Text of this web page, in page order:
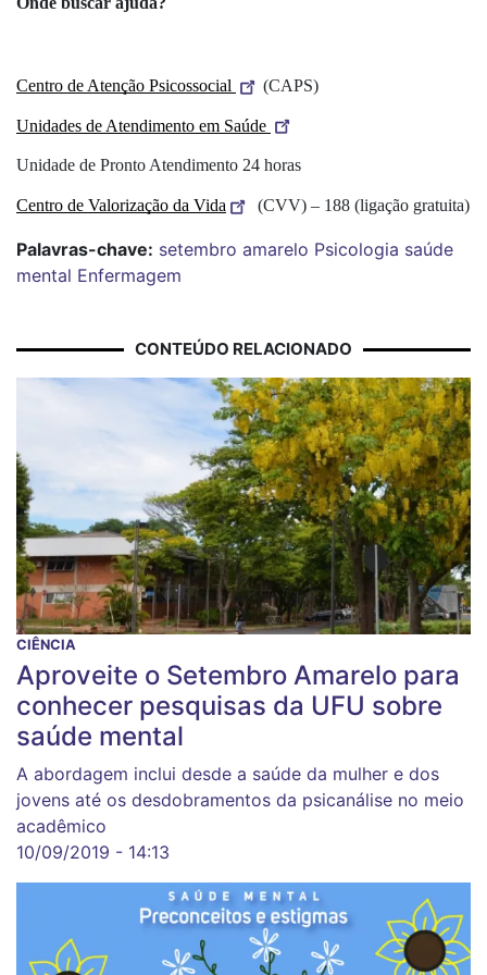
Centro de Atenção Psicossocial (CAPS)
Unidades de Atendimento em Saúde
Unidade de Pronto Atendimento 24 horas
Centro de Valorização da Vida (CVV) – 188 (ligação gratuita)
Palavras-chave: setembro amarelo Psicologia saúde
mental Enfermagem
CONTEÚDO RELACIONADO
CIÊNCIA
Aproveite o Setembro Amarelo para
conhecer pesquisas da UFU sobre
saúde mental
A abordagem inclui desde a saúde da mulher e dos
jovens até os desdobramentos da psicanálise no meio
acadêmico
10/09/2019 - 14:13